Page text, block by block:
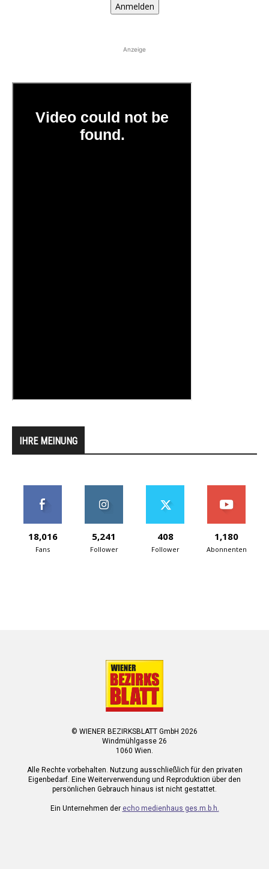
Anmelden
Anzeige
IHRE MEINUNG
18,016
Fans
5,241
Follower
408
Follower
1,180
Abonnenten
© WIENER BEZIRKSBLATT GmbH 2026
Windmühlgasse 26
1060 Wien.
Alle Rechte vorbehalten. Nutzung ausschließlich für den privaten
Eigenbedarf. Eine Weiterverwendung und Reproduktion über den
persönlichen Gebrauch hinaus ist nicht gestattet.
Ein Unternehmen der echo medienhaus ges.m.b.h.